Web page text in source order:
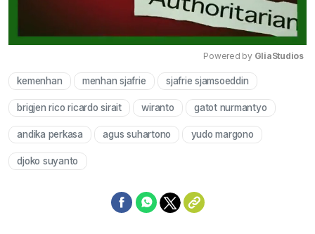
Mute
Powered by GliaStudios
kemenhan menhan sjafrie sjafrie sjamsoeddin
brigjen rico ricardo sirait wiranto gatot nurmantyo
andika perkasa agus suhartono yudo margono
djoko suyanto